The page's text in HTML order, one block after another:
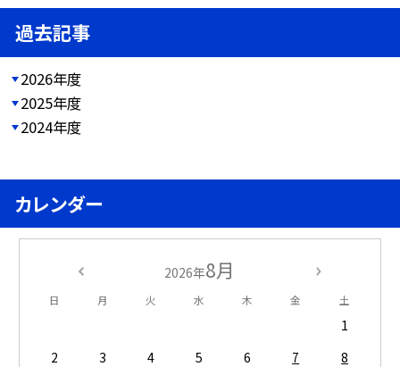
過去記事
2026年度
2025年度
2024年度
カレンダー
2026年8月
日 月 火 水 木 金 土
1
2
3 4 5 6 7
8